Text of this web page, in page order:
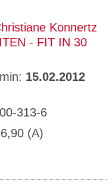
Konnertz
- FIT IN 30
15.02.2012
313-6
(A)